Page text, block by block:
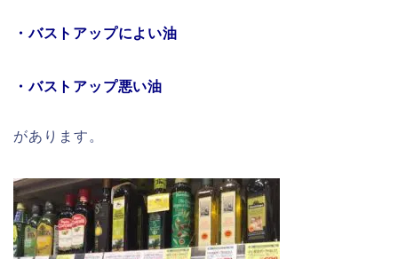
・バストアップによい油
・バストアップ悪い油
があります。